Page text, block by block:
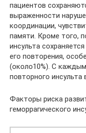
пациентов
выраженности
координации,
памяти. Кроме того,
инсульта
его повторения,
(около10%). С
повторного инсульта
Факторы риска
геморрагического